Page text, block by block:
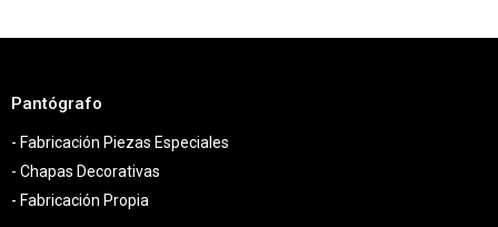
Pantógrafo
- Fabricación Piezas Especiales
- Chapas Decorativas
- Fabricación Propia